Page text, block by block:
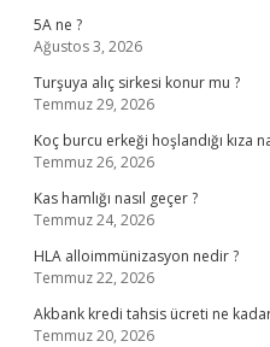
5A ne ?
Ağustos 3, 2026
Turşuya alıç sirkesi konur mu ?
Temmuz 29, 2026
Koç burcu erkeği hoşlandığı kıza
Temmuz 26, 2026
Kas hamlığı nasıl geçer ?
Temmuz 24, 2026
HLA alloimmünizasyon nedir ?
Temmuz 22, 2026
Akbank kredi tahsis ücreti ne
Temmuz 20, 2026